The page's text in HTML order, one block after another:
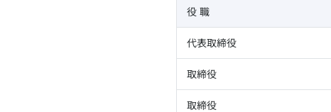
役 職
代表取締役
取締役
取締役